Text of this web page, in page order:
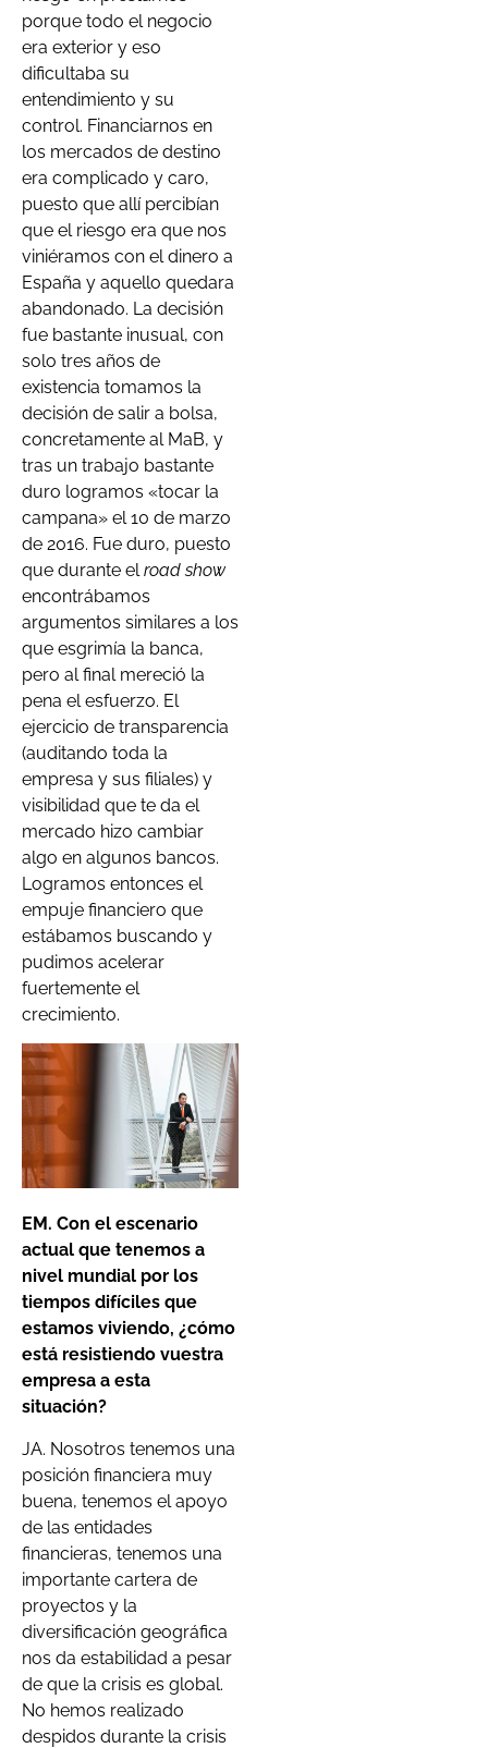
porque todo el negocio
era exterior y eso
dificultaba su
entendimiento y su
control. Financiarnos en
los mercados de destino
era complicado y caro,
puesto que allí percibían
que el riesgo era que nos
viniéramos con el dinero a
España y aquello quedara
abandonado. La decisión
fue bastante inusual, con
solo tres años de
existencia tomamos la
decisión de salir a bolsa,
concretamente al MaB, y
tras un trabajo bastante
duro logramos «tocar la
campana» el 10 de marzo
de 2016. Fue duro, puesto
que durante elroad show
encontrábamos
argumentos similares a los
que esgrimía la banca,
pero al final mereció la
pena el esfuerzo. El
ejercicio de transparencia
(auditando toda la
empresa y sus filiales) y
visibilidad que te da el
mercado hizo cambiar
algo en algunos bancos.
Logramos entonces el
empuje financiero que
estábamos buscando y
pudimos acelerar
fuertemente el
crecimiento.
EM. Con el escenario
actual que tenemos a
nivel mundial por los
tiempos difíciles que
estamos viviendo, ¿cómo
está resistiendo vuestra
empresa a esta
situación?
JA. Nosotros tenemos una
posición financiera muy
buena, tenemos el apoyo
de las entidades
financieras, tenemos una
importante cartera de
proyectos y la
diversificación geográfica
nos da estabilidad a pesar
de que la crisis es global.
No hemos realizado
despidos durante la crisis